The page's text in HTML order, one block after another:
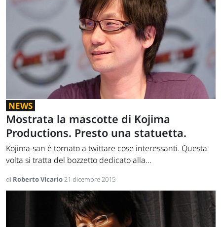
NEWS
Mostrata la mascotte di Kojima
Productions. Presto una statuetta.
Kojima-san è tornato a twittare cose interessanti. Questa
volta si tratta del bozzetto dedicato alla...
di Roberto Vicario21 dicembre 2015